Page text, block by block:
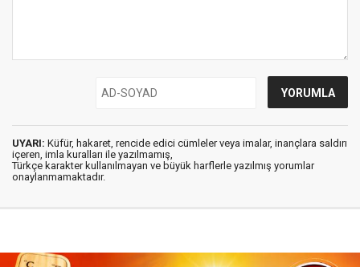
UYARI: Küfür, hakaret, rencide edici cümleler veya imalar, inançlara saldırı
içeren, imla kuralları ile yazılmamış,
Türkçe karakter kullanılmayan ve büyük harflerle yazılmış yorumlar
onaylanmamaktadır.